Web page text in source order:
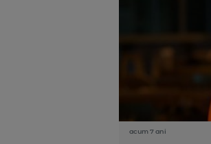
acum 7 ani